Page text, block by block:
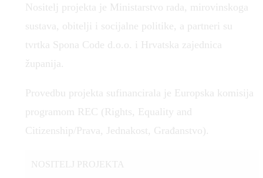
Nositelj projekta je Ministarstvo rada, mirovinskoga
sustava, obitelji i socijalne politike, a partneri su
tvrtka Spona Code d.o.o. i Hrvatska zajednica
županija.
Provedbu projekta sufinancirala je Europska komisija
programom REC (Rights, Equality and
Citizenship/Prava, Jednakost, Građanstvo).
NOSITELJ PROJEKTA